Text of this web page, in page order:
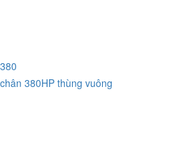
380HP thùng vuông